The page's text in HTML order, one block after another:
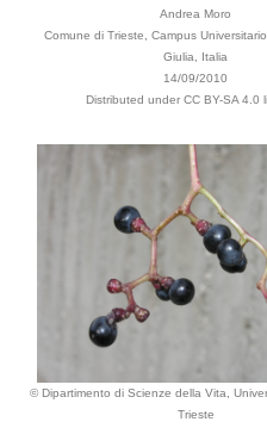
Andrea Moro
Comune di Trieste, Campus
Giulia, Italia
14/09/2010
Distributed under CC BY-SA 4.0
© Dipartimento di Scienze della Vita,
Trieste